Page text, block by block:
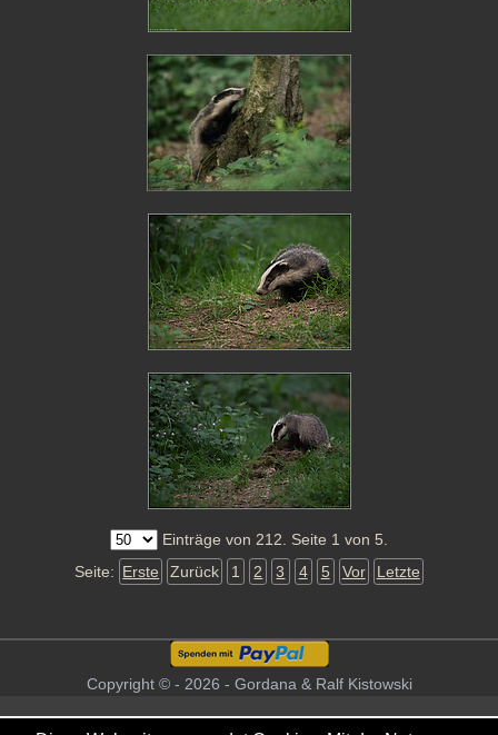
Einträge von 212. Seite 1 von 5.
Seite: Erste Zurück 1 2 3 4 5 Vor Letzte
Copyright © - 2026 - Gordana & Ralf Kistowski